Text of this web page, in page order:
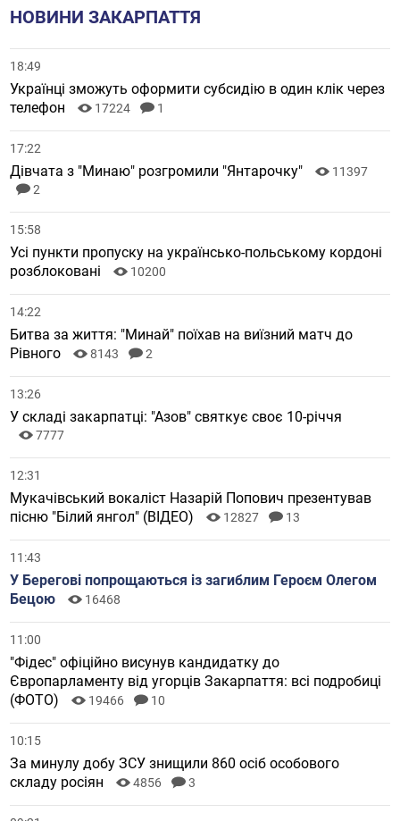
НОВИНИ ЗАКАРПАТТЯ
18:49
Українці зможуть оформити субсидію в один клік через
телефон
17224 1
17:22
Дівчата з "Минаю" розгромили "Янтарочку"
11397
2
15:58
Усі пункти пропуску на українсько-польському кордоні
розблоковані
10200
14:22
Битва за життя: "Минай" поїхав на виїзний матч до
Рівного
8143 2
13:26
У складі закарпатці: "Азов" святкує своє 10-річчя
7777
12:31
Мукачівський вокаліст Назарій Попович презентував
пісню "Білий янгол" (ВІДЕО)
12827 13
11:43
У Берегові попрощаються із загиблим Героєм Олегом
Бецою
16468
11:00
"Фідес" офіційно висунув кандидатку до
Європарламенту від угорців Закарпаття: всі подробиці
(ФОТО)
19466 10
10:15
За минулу добу ЗСУ знищили 860 осіб особового
складу росіян
4856 3